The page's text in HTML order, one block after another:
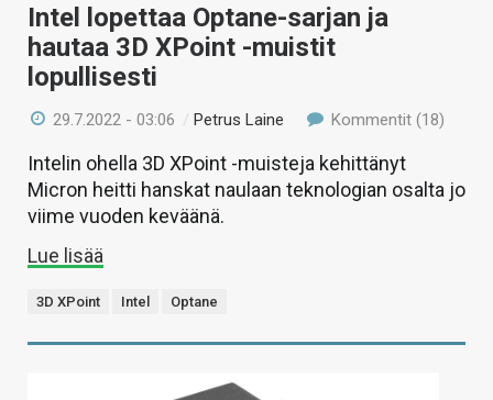
VAIHDA TEEMA
Intel lopettaa Optane-sarjan ja
hautaa 3D XPoint -muistit
lopullisesti
29.7.2022 - 03:06 /Petrus Laine Kommentit (18)
Intelin ohella 3D XPoint -muisteja kehittänyt
Micron heitti hanskat naulaan teknologian osalta jo
viime vuoden keväänä.
Lue lisää
3D XPoint Intel Optane